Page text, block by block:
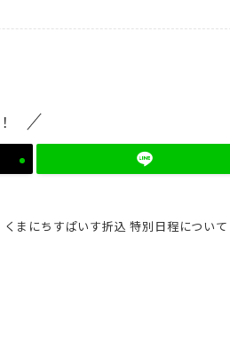
くまにちすぱいす折込 特別日程について